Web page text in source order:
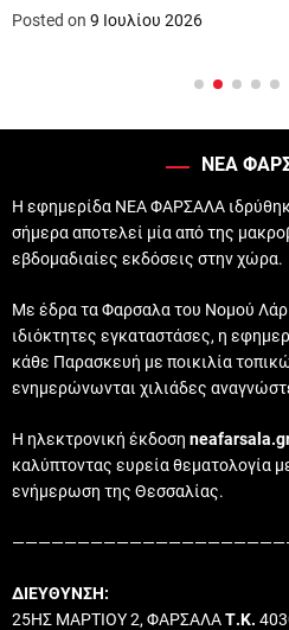
Posted on 9 Ιουλίου 2026
ΝΕΑ
Η εφημερίδα ΝΕΑ ΦΑΡΣΑΛΑ
σήμερα αποτελεί μία από της
εβδομαδιαίες εκδόσεις στην χώρα.
Με έδρα τα Φαρσαλα του Νομού
ιδιόκτητες εγκαταστάσες, η
κάθε Παρασκευή με ποικιλία
ενημερώνωνται χιλιάδες
Η ηλεκτρονική έκδοση
καλύπτοντας ευρεία θεματολογία
ενήμερωση της Θεσσαλίας.
ΔΙΕΥΘΥΝΣΗ:
25ΗΣ ΜΑΡΤΙΟΥ 2, ΦΑΡΣΑΛΑΤ.Κ.